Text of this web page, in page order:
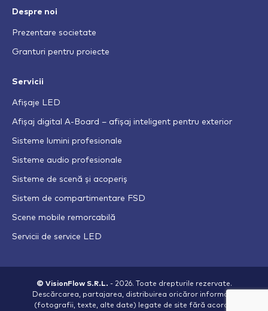
Despre noi
Prezentare societate
Granturi pentru proiecte
Servicii
Afișaje LED
Afișaj digital A-Board – afișaj inteligent pentru exterior
Sisteme lumini profesionale
Sisteme audio profesionale
Sisteme de scenă și acoperiș
Sistem de compartimentare FSD
Scene mobile remorcabilă
Servicii de service LED
© VisionFlow S.R.L. - 2026. Toate drepturile rezervate.
Descărcarea, partajarea, distribuirea oricăror informații
(fotografii, texte, alte date) legate de site fără acordul